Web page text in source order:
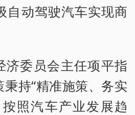
自动驾驶汽车实现商
济委员会主任项平指
持“精准施策、务实
照汽车产业发展趋